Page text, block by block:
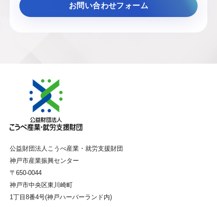
お問い合わせフォーム
公益財団法人こうべ産業・就労支援財団
神戸市産業振興センター
〒650-0044
神戸市中央区東川崎町
1丁目8番4号(神戸ハーバーランド内)